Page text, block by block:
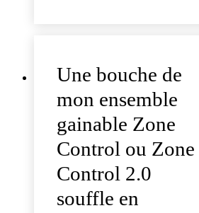
Une bouche de
mon ensemble
gainable Zone
Control ou Zone
Control 2.0
souffle en